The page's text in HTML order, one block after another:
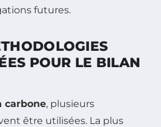
futures.
POUR LE BILAN
carbone, plusieurs
être utilisées. La plus